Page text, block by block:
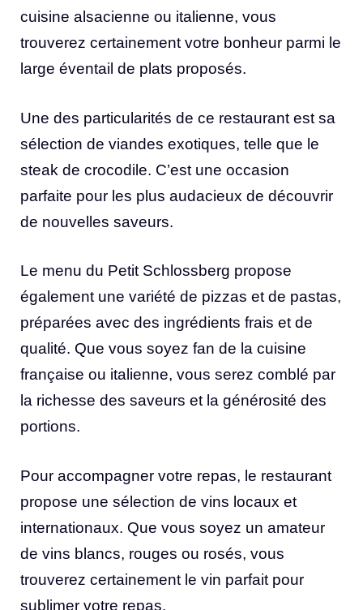
cuisine alsacienne ou italienne, vous
trouverez certainement votre bonheur parmi le
large éventail de plats proposés.
Une des particularités de ce restaurant est sa
sélection de viandes exotiques, telle que le
steak de crocodile. C’est une occasion
parfaite pour les plus audacieux de découvrir
de nouvelles saveurs.
Le menu du Petit Schlossberg propose
également une variété de pizzas et de pastas,
préparées avec des ingrédients frais et de
qualité. Que vous soyez fan de la cuisine
française ou italienne, vous serez comblé par
la richesse des saveurs et la générosité des
portions.
Pour accompagner votre repas, le restaurant
propose une sélection de vins locaux et
internationaux. Que vous soyez un amateur
de vins blancs, rouges ou rosés, vous
trouverez certainement le vin parfait pour
sublimer votre repas.